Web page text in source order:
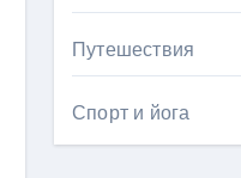
Путешествия
Спорт и йога